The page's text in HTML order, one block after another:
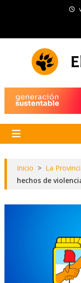
Inicio > La
hechos de